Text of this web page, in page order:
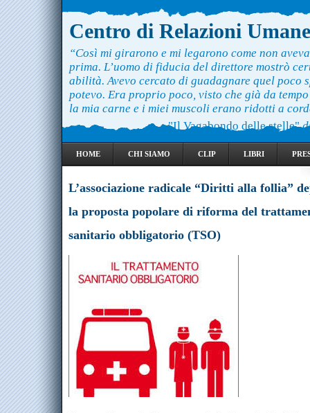
Centro di Relazioni Umane
“Così mi girarono e mi legarono come non
prima. L’uomo di fiducia del direttore mostrò
abilità. Avevo cercato di guadagnare quel poco
potevo. Era proprio poco, visto che già da
la mia carne e i miei muscoli erano ridotti a
"Il Vagabondo delle stelle"
HOME CHI SIAMO CLIP LIBRI
L’associazione radicale “Diritti alla follia”
la proposta popolare di riforma del
sanitario obbligatorio (TSO)